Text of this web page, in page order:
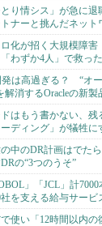
とり情シス」が急に
ナーと挑んだネット
化が招く大規模障
わずか4人」で救っ
は高過ぎる？ “オ
解消するOracleの新製
ドはもう書かない、
ディング」が犠牲に
の中のDR計画はでた
の“3つのうそ”
」「JCL」計
社を支える給与サービ
使い「12時間以内